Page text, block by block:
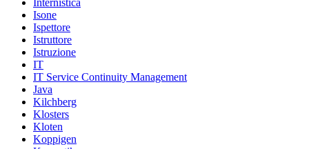
Internistica
Isone
Ispettore
Istruttore
Istruzione
IT
IT Service Continuity Management
Java
Kilchberg
Klosters
Kloten
Koppigen